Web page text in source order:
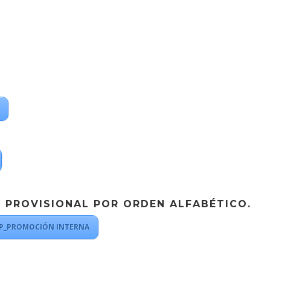
PROVISIONAL POR ORDENALFABÉTICO.
INTERNA